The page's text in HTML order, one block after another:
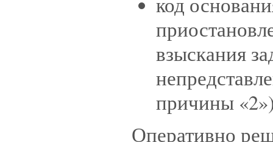
взыскания
причины
Оперативно